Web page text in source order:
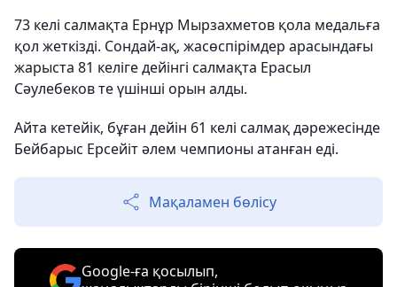
73 келі салмақта Ернұр Мырзахметов қола медальға
қол жеткізді. Сондай-ақ, жасөспірімдер арасындағы
жарыста 81 келіге дейінгі салмақта Ерасыл
Сәулебеков те үшінші орын алды.
Айта кетейік, бұған дейін 61 келі салмақ дәрежесінде
Бейбарыс Ерсейіт әлем чемпионы атанған еді.
Мақаламен бөлісу
Google-ға қосылып,